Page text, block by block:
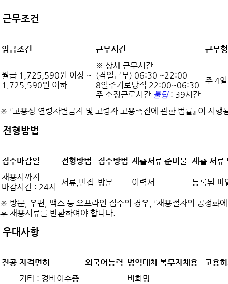
근무조건
임금조건 근무시간 근무
월급 1,725,590원 이상 ~
1,725,590원 이하
※ 상세 근무시간
(격일근무) 06:30 ~22:00
8일주기로당직 22:00~06:30
주 소정근로시간 툴팁: 39시간
주 4
※ 『고용상 연령차별금지 및 고령자 고용촉진에 관한 법률』 이 시
전형방법
접수마감일 전형방법 접수방법 제출서류 준비물 제출 서류
채용시까지
마감시간 : 24시
서류,면접 방문 이력서 등록된 파
※ 방문, 우편, 팩스 등 오프라인 접수의 경우, 『채용절차의 공정화
후 채용서류를 반환하여야 합니다.
우대사항
전공 자격면허 외국어능력 병역대체 복무자채용
고용
기타 : 경비이수증
비희망